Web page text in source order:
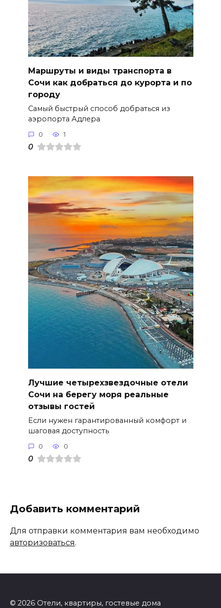
Маршруты и виды транспорта в
Сочи как добраться до курорта и по
городу
Самый быстрый способ добраться из
аэропорта Адлера
0 1
0
Лучшие четырехзвездочные отели
Сочи на берегу моря реальные
отзывы гостей
Если нужен гарантированный комфорт и
шаговая доступность
0 0
0
Добавить комментарий
Для отправки комментария вам необходимо
авторизоваться.
© 2026 Отели, квартиры, гостевые дома